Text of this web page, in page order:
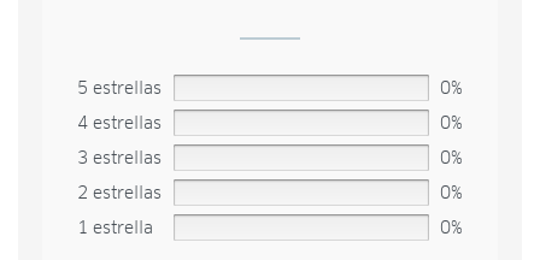
5 estrellas
0%
4 estrellas
0%
3 estrellas
0%
2 estrellas
0%
1 estrella
0%